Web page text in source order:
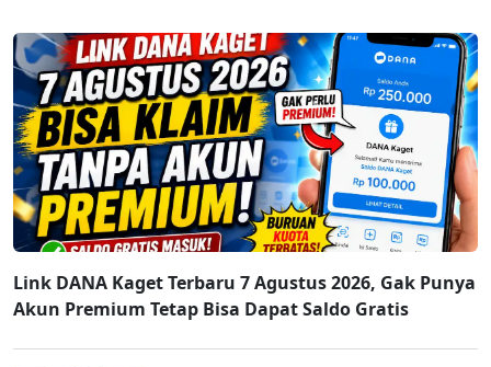
Link DANA Kaget Terbaru 7 Agustus 2026, Gak Punya
Akun Premium Tetap Bisa Dapat Saldo Gratis